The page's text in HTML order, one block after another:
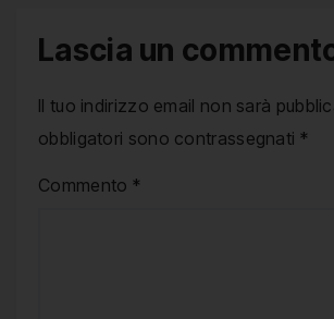
Lascia un
Il tuo indirizzo email non sarà
obbligatori sono contrassegnati *
Commento *